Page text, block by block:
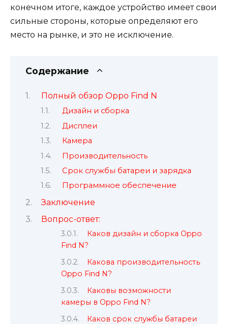
конечном итоге, каждое устройство имеет свои
сильные стороны, которые определяют его
место на рынке, и это не исключение.
Содержание
Полный обзор Oppo Find N
Дизайн и сборка
Дисплеи
Камера
Производительность
Срок службы батареи и зарядка
Программное обеспечение
Заключение
Вопрос-ответ:
Каков дизайн и сборка Oppo
Find N?
Какова производительность
Oppo Find N?
Каковы возможности
камеры в Oppo Find N?
Каков срок службы батареи